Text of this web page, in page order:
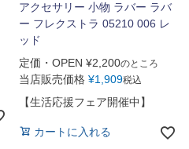
アクセサリー 小物 ラバー ラバ
ー フレクストラ 05210 006 レ
ッド
定価・OPEN ¥2,200のところ
当店販売価格 ¥1,909税込
【生活応援フェア開催中】
カートに入れる